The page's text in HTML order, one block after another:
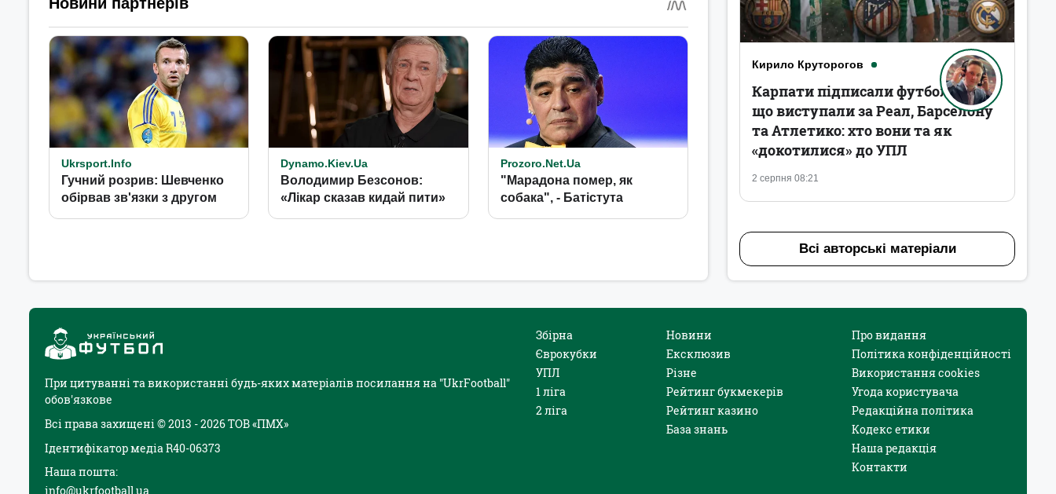
Кирило Круторогов
2 серпня 08:21
Карпати підписали футболістів,
що виступали за Реал, Барселону
та Атлетико: хто вони та як
«докотилися» до УПЛ
Всі авторські матеріали
При цитуванні та використанні будь-яких матеріалів посилання на "UkrFootball"
обов'язкове
Всі права захищені © 2013 - 2026 ТОВ «ПМХ»
Ідентифікатор медіа R40-06373
Наша пошта:
info@ukrfootball.ua
Збірна
Єврокубки
УПЛ
1 ліга
2 ліга
Новини
Ексклюзив
Різне
Рейтинг букмекерів
Рейтинг казино
База знань
Про видання
Політика конфіденційності
Використання cookies
Угода користувача
Редакційна політика
Кодекс етики
Наша редакція
Контакти